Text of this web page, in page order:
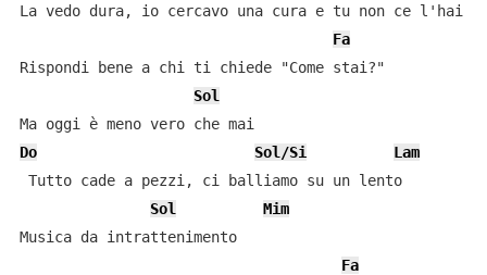
La vedo dura, io cercavo una cura e tu non ce l'hai
Fa
Rispondi bene a chi ti chiede "Come stai?"
Sol
Do
Sol/Si
Lam
Tutto cade a pezzi, ci balliamo su un lento
Sol
Mim
Musica da intrattenimento
Fa